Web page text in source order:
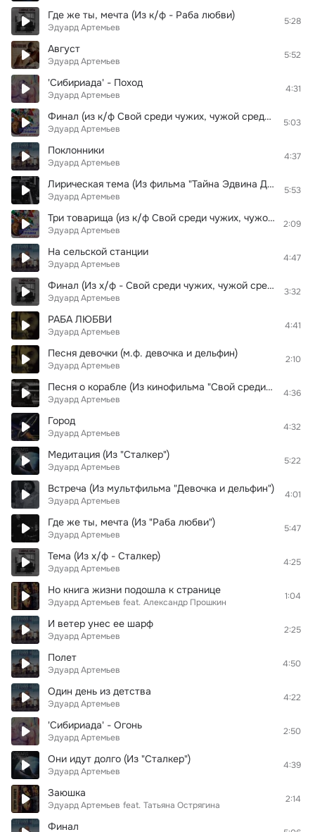
Где же ты, мечта (Из к/ф - Раба любви)
Эдуард Артемьев
5:28
Август
Эдуард Артемьев
5:52
'Сибириада' - Поход
Эдуард Артемьев
4:31
Финал (из к/ф Свой среди чужих, чужой среди своих)
Эдуард Артемьев
5:03
Поклонники
Эдуард Артемьев
4:37
Лирическая тема (Из фильма "Тайна Эдвина Друда")
Эдуард Артемьев
5:53
Три товарища (из к/ф Свой среди чужих, чужой среди своих)
Эдуард Артемьев
2:09
На сельской станции
Эдуард Артемьев
4:47
Финал (Из х/ф - Свой среди чужих, чужой среди своих)
Эдуард Артемьев
3:32
РАБА ЛЮБВИ
Эдуард Артемьев
4:41
Песня девочки (м.ф. девочка и дельфин)
Эдуард Артемьев
2:10
Песня о корабле (Из кинофильма "Свой среди чужих, чужой среди своих")
Эдуард Артемьев
4:36
Город
Эдуард Артемьев
4:32
Медитация (Из "Сталкер")
Эдуард Артемьев
5:22
Встреча (Из мультфильма "Девочка и дельфин")
Эдуард Артемьев
4:01
Где же ты, мечта (Из "Раба любви")
Эдуард Артемьев
5:47
Тема (Из х/ф - Сталкер)
Эдуард Артемьев
4:25
Но книга жизни подошла к странице
Эдуард Артемьев feat. Александр Прошкин
1:04
И ветер унес ее шарф
Эдуард Артемьев
2:25
Полет
Эдуард Артемьев
4:50
Один день из детства
Эдуард Артемьев
4:22
'Сибириада' - Огонь
Эдуард Артемьев
2:50
Они идут долго (Из "Сталкер")
Эдуард Артемьев
4:39
Заюшка
Эдуард Артемьев feat. Татьяна Острягина
2:14
Финал